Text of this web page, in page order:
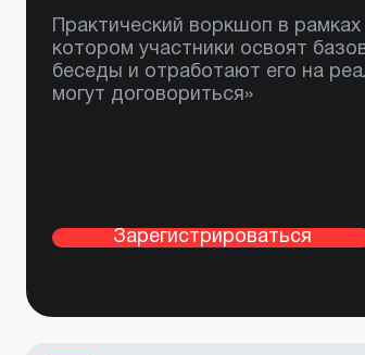
Практический воркшоп в
котором участники освоят
беседы и отработают его на
могут договориться»
Зарегистрироваться